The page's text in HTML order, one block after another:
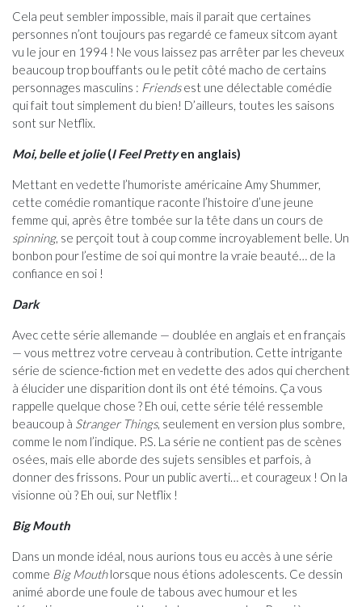
Cela peut sembler impossible, mais il parait que certaines
personnes n’ont toujours pas regardé ce fameux sitcom ayant
vu le jour en 1994 ! Ne vous laissez pas arrêter par les cheveux
beaucoup trop bouffants ou le petit côté macho de certains
personnages masculins : Friendsest une délectable comédie
qui fait tout simplement du bien! D’ailleurs, toutes les saisons
sont sur Netflix.
Moi, belle et jolie(I Feel Prettyen anglais)
Mettant en vedette l’humoriste américaine Amy Shummer,
cette comédie romantique raconte l’histoire d’une jeune
femme qui, après être tombée sur la tête dans un cours de
spinning, se perçoit tout à coup comme incroyablement belle. Un
bonbon pour l’estime de soi qui montre la vraie beauté… de la
confiance en soi !
Dark
Avec cette série allemande — doublée en anglais et en français
— vous mettrez votre cerveau à contribution. Cette intrigante
série de science-fiction met en vedette des ados qui cherchent
à élucider une disparition dont ils ont été témoins. Ça vous
rappelle quelque chose ? Eh oui, cette série télé ressemble
beaucoup à Stranger Things, seulement en version plus sombre,
comme le nom l’indique. P.S. La série ne contient pas de scènes
osées, mais elle aborde des sujets sensibles et parfois, à
donner des frissons. Pour un public averti… et courageux ! On la
visionne où ? Eh oui, sur Netflix !
Big Mouth
Dans un monde idéal, nous aurions tous eu accès à une série
comme Big Mouthlorsque nous étions adolescents. Ce dessin
animé aborde une foule de tabous avec humour et les